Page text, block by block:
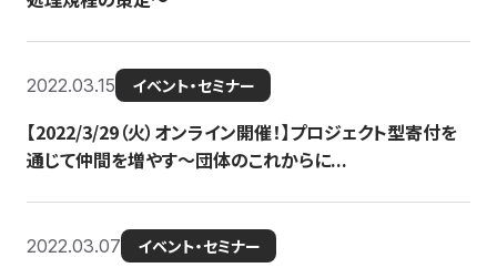
2022.03.15 イベント・セミナー
【2022/3/29（火）オンライン開催！】プロジェクト型寄付を
通じて仲間を増やす～団体のこれからに...
2022.03.07 イベント・セミナー